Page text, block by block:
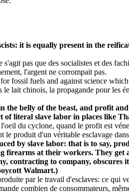
it is equally present in the
pas que des socialistes et des
l'argent ne corrompait pas.
fossil fuels and against science
lait chinois, la propagande pour les
belly of the beast, and profit
literal slave labor in places like
du cyclone, quand le profit est
le produit d'un véritable esclavage
by slave labor: that is to say,
at their workers. They
contracting to company,
Walmart.)
par le travail d'esclaves: ce
combien de consommateurs,